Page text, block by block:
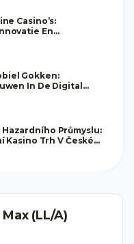
Casino’s:
En
Gokken:
In De Digital
Průmyslu:
Kasino Trh V České
(LL/A)